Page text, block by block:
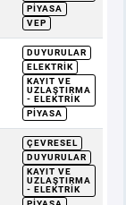
PIYASA
VEP
DUYURULAR
ELEKTRIK
KAYIT VE
UZLAŞTIRMA
- ELEKTRIK
PIYASA
ÇEVRESEL
DUYURULAR
KAYIT VE
UZLAŞTIRMA
- ELEKTRIK